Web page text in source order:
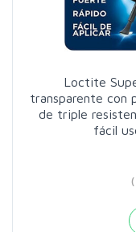
Loctite
transparente con
de triple
fácil